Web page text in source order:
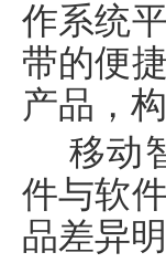
作系统
带的便
产品，
移动
件与软
品差异